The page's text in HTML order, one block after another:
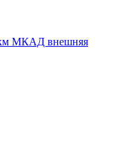
км МКАД внешняя